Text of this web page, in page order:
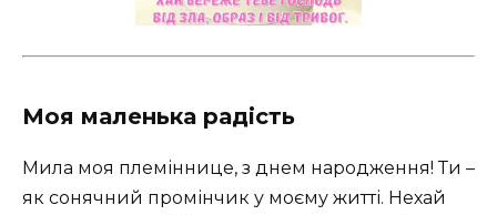
Моя маленька радість
Мила моя племіннице, з днем народження! Ти –
як сонячний промінчик у моєму житті. Нехай